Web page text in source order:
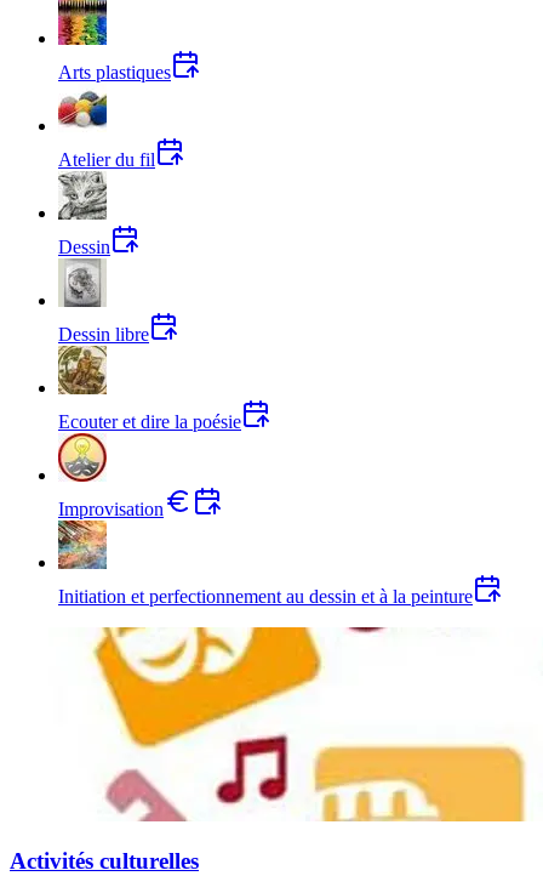
Arts plastiques
Atelier du fil
Dessin
Dessin libre
Ecouter et dire la poésie
Improvisation
Initiation et perfectionnement au dessin et à la peinture
Activités culturelles